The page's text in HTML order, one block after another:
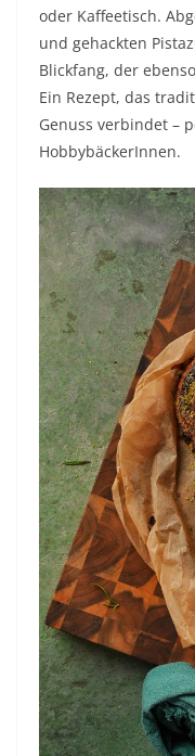
oder Kaffeetisch.
und gehackten
Blickfang, der
Ein Rezept, das
Genuss verbindet –
HobbybäckerInnen.